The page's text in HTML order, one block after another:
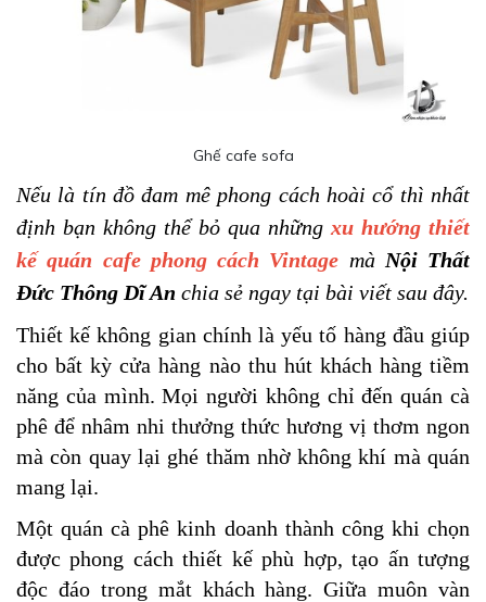
Ghế cafe sofa
Nếu là tín đồ đam mê phong cách hoài cổ thì nhất
định bạn không thể bỏ qua những xu hướng thiết
kế quán cafe phong cách Vintage mà Nội Thất
Đức Thông Dĩ An chia sẻ ngay tại bài viết sau đây.
Thiết kế không gian chính là yếu tố hàng đầu giúp
cho bất kỳ cửa hàng nào thu hút khách hàng tiềm
năng của mình. Mọi người không chỉ đến quán cà
phê để nhâm nhi thưởng thức hương vị thơm ngon
mà còn quay lại ghé thăm nhờ không khí mà quán
mang lại.
Một quán cà phê kinh doanh thành công khi chọn
được phong cách thiết kế phù hợp, tạo ấn tượng
độc đáo trong mắt khách hàng. Giữa muôn vàn